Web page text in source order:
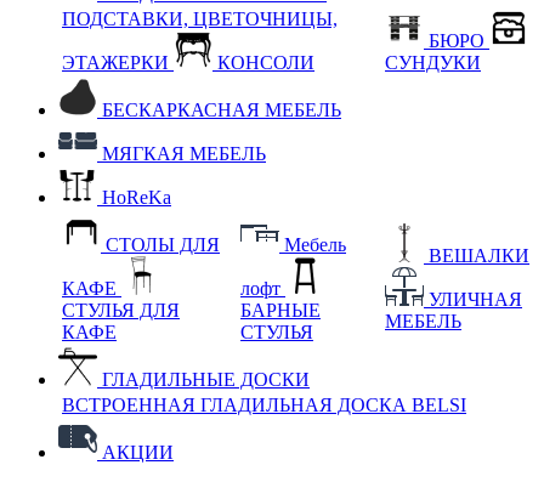
ПОДСТАВКИ, ЦВЕТОЧНИЦЫ,
ЭТАЖЕРКИ КОНСОЛИ
БЮРО
СУНДУКИ
БЕСКАРКАСНАЯ МЕБЕЛЬ
МЯГКАЯ МЕБЕЛЬ
HoReKa
СТОЛЫ ДЛЯ
КАФЕ
СТУЛЬЯ ДЛЯ
КАФЕ
Мебель
лофт
БАРНЫЕ
СТУЛЬЯ
ВЕШАЛКИ
УЛИЧНАЯ
МЕБЕЛЬ
ГЛАДИЛЬНЫЕ ДОСКИ
ВСТРОЕННАЯ ГЛАДИЛЬНАЯ ДОСКА BELSI
АКЦИИ